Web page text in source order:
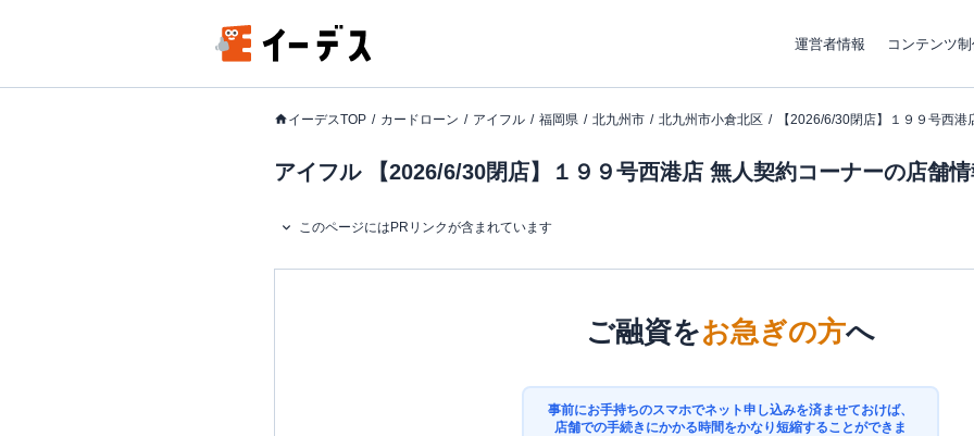
運営者情報 コンテンツ
イーデスTOP カードローン アイフル 福岡県 北九州市 北九州市小倉北区 【2026/6/30閉店】１９９号西港
アイフル 【2026/6/30閉店】１９９号西港店 無人契約コーナーの店舗情
このページにはPRリンクが含まれています
ご融資をお急ぎの方へ
事前にお手持ちのスマホでネット申し込みを済ませておけば、
店舗での手続きにかかる時間をかなり短縮することができま